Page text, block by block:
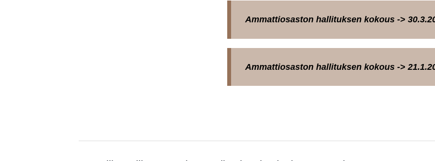
Ammattiosaston hallituksen kokous ->
Ammattiosaston hallituksen kokous ->